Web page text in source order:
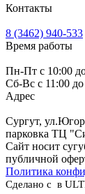
Контакты
8 (3462) 940-533
Время работы
Пн-Пт с 10:00
Сб-Вс с 11:00
Адрес
Сургут,
парковка ТЦ
Сайт носит
публичной
Политика
Сделано с в